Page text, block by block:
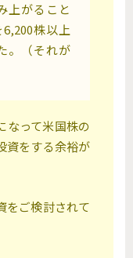
上がること
株以上
。（それが
なって米国株の
資をする余裕が
をご検討されて